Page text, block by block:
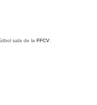
sala de la FFCV: